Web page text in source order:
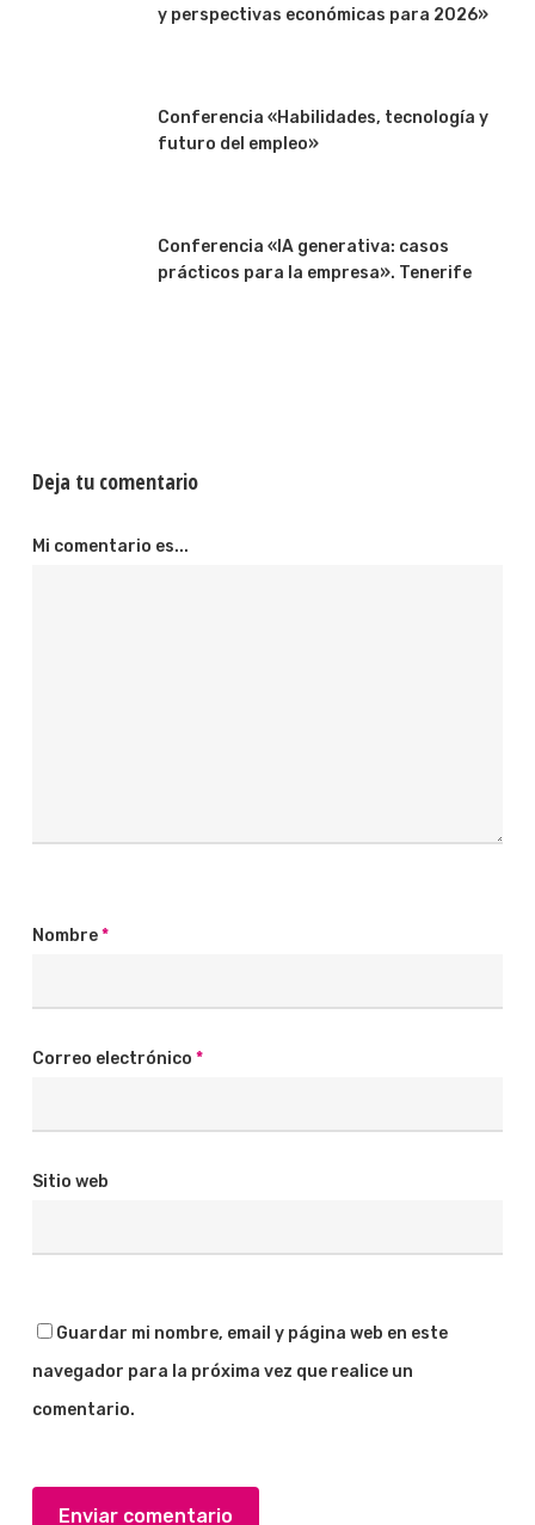
y perspectivas económicas para 2026»
Conferencia «Habilidades, tecnología y
futuro del empleo»
Conferencia «IA generativa: casos
prácticos para la empresa». Tenerife
Deja tu comentario
Mi comentario es...
Nombre*
Correo electrónico *
Sitio web
Guardar mi nombre, email y página web en este
navegador para la próxima vez que realice un
comentario.